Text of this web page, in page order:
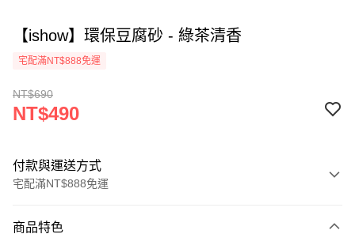
【ishow】環保豆腐砂 - 綠茶清香
宅配滿NT$888免運
NT$690
NT$490
付款與運送方式
宅配滿NT$888免運
信用卡一次付款
商品特色